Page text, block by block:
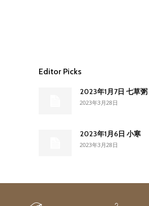
Editor Picks
2023年1月7日 七草粥
2023年3月28日
2023年1月6日 小寒
2023年3月28日